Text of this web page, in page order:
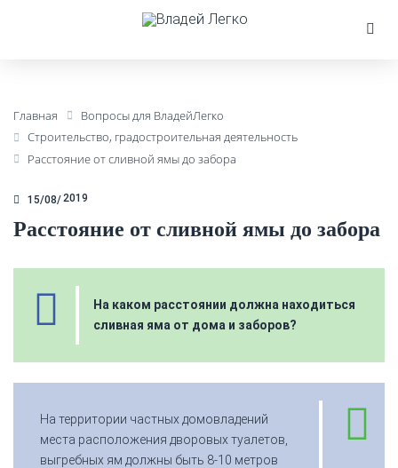
Главная
Вопросы для ВладейЛегко
Строительство, градостроительная деятельность
Расстояние от сливной ямы до забора
15/08 2019
Расстояние от сливной ямы до забора
На каком расстоянии должна находиться
сливная яма от дома и заборов?
На территории частных домовладений
места расположения дворовых туалетов,
выгребных ям должны быть 8-10 метров